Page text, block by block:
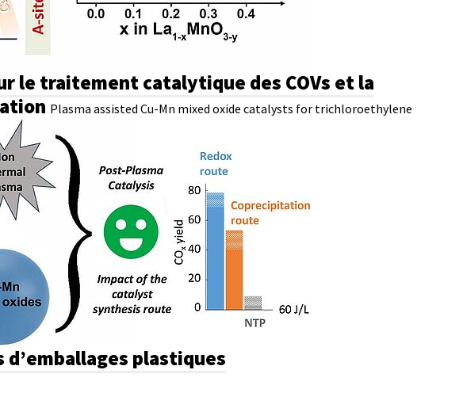
le traitement catalytique des COVs et la
Plasma assisted Cu-Mn mixed oxide catalysts for trichloroethylene
plastiques